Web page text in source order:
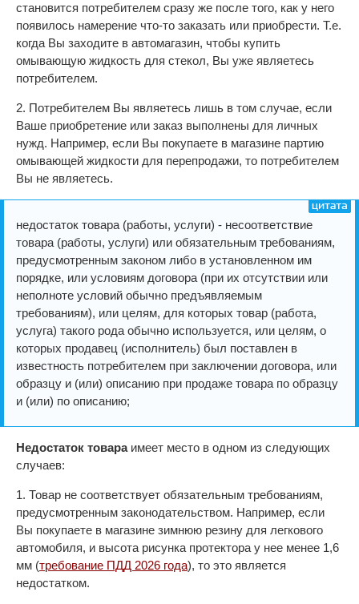
становится потребителем сразу же после того, как у него
появилось намерение что-то заказать или приобрести. Т.е.
когда Вы заходите в автомагазин, чтобы купить
омывающую жидкость для стекол, Вы уже являетесь
потребителем.
2. Потребителем Вы являетесь лишь в том случае, если
Ваше приобретение или заказ выполнены для личных
нужд. Например, если Вы покупаете в магазине партию
омывающей жидкости для перепродажи, то потребителем
Вы не являетесь.
недостаток товара (работы, услуги) - несоответствие
товара (работы, услуги) или обязательным требованиям,
предусмотренным законом либо в установленном им
порядке, или условиям договора (при их отсутствии или
неполноте условий обычно предъявляемым
требованиям), или целям, для которых товар (работа,
услуга) такого рода обычно используется, или целям, о
которых продавец (исполнитель) был поставлен в
известность потребителем при заключении договора, или
образцу и (или) описанию при продаже товара по образцу
и (или) по описанию;
Недостаток товараимеет место в одном из следующих
случаев:
1. Товар не соответствует обязательным требованиям,
предусмотренным законодательством. Например, если
Вы покупаете в магазине зимнюю резину для легкового
автомобиля, и высота рисунка протектора у нее менее 1,6
мм (требование ПДД 2026 года), то это является
недостатком.